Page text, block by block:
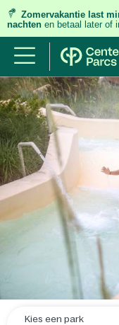
Zomervakantie last
nachten en betaal later of
Kies een park